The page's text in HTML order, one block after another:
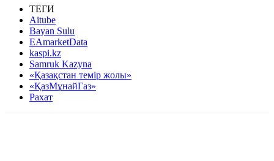
ТЕГИ
Aitube
Bayan Sulu
EAmarketData
kaspi.kz
Samruk Kazyna
«Қазақстан темір жолы»
«ҚазМұнайГаз»
Рахат